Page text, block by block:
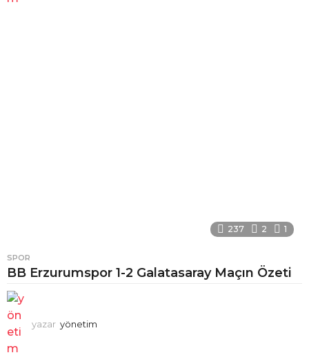
237 2 1
SPOR
BB Erzurumspor 1-2 Galatasaray Maçın Özeti
yazar yönetim